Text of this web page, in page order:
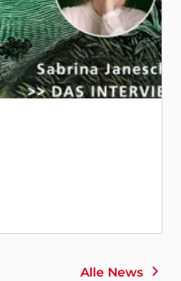
Alle News